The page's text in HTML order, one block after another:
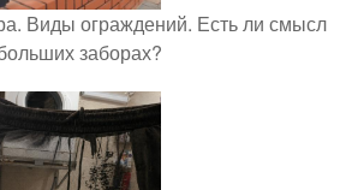
Виды ограждений. Есть ли смысл
заборах?